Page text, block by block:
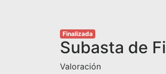
Finalizada
Subasta de
Valoración